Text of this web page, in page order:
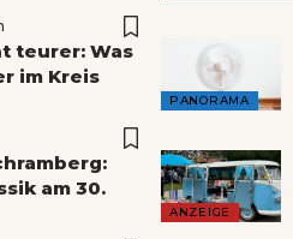
PANORAMA
teurer: Was
im Kreis
ANZEIGE
am 30.